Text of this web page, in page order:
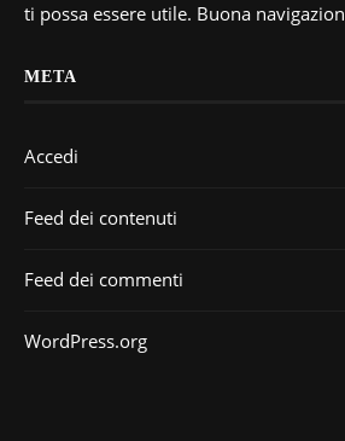
ti possa essere utile. Buona
META
Accedi
Feed dei contenuti
Feed dei commenti
WordPress.org